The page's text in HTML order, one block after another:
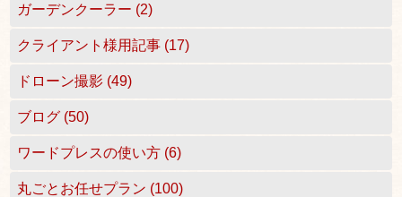
ガーデンクーラー (2)
クライアント様用記事 (17)
ドローン撮影 (49)
ブログ (50)
ワードプレスの使い方 (6)
丸ごとお任せプラン (100)